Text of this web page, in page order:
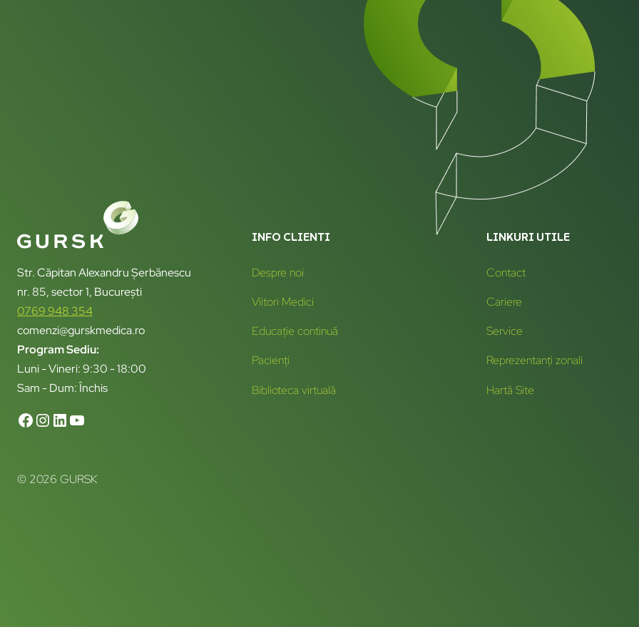
Str. Căpitan Alexandru Șerbănescu
nr. 85, sector 1, București
0769 948 354
comenzi@gurskmedica.ro
Program Sediu:
Luni - Vineri: 9:30 - 18:00
Sam - Dum: Închis
© 2026 GURSK
INFO CLIENTI
Despre noi
Viitori Medici
Educație continuă
Pacienți
Biblioteca virtuală
LINKURI UTILE
Contact
Cariere
Service
Reprezentanți zonali
Hartă Site